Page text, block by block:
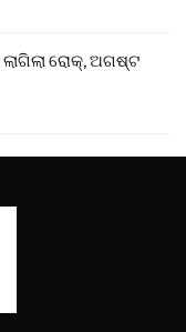
ରୋକ୍, ଅଗଷ୍ଟ